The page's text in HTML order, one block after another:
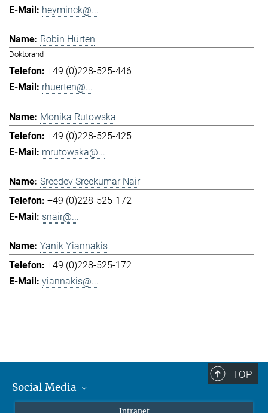
heyminck@...
Robin Hürten
Doktorand
+49 (0)228-525-446
rhuerten@...
Monika Rutowska
+49 (0)228-525-425
mrutowska@...
Sreedev Sreekumar Nair
+49 (0)228-525-172
snair@...
Yanik Yiannakis
+49 (0)228-525-172
yiannakis@...
TOP
Social Media
Intranet